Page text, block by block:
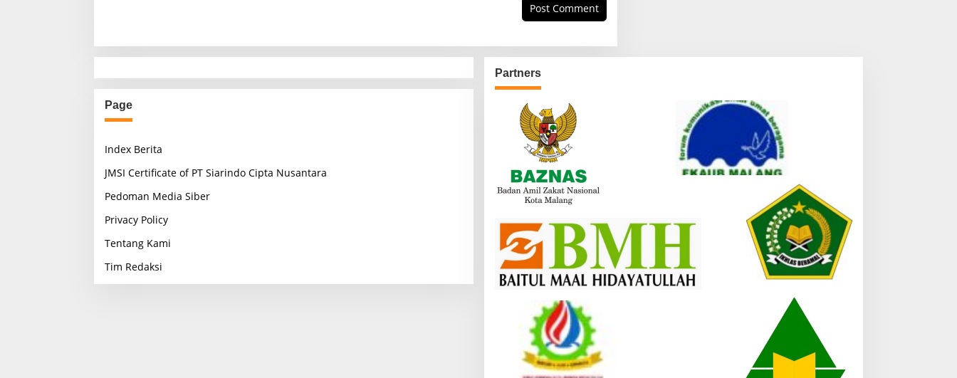
Page
Index Berita
JMSI Certificate of PT Siarindo Cipta Nusantara
Pedoman Media Siber
Privacy Policy
Tentang Kami
Tim Redaksi
Partners